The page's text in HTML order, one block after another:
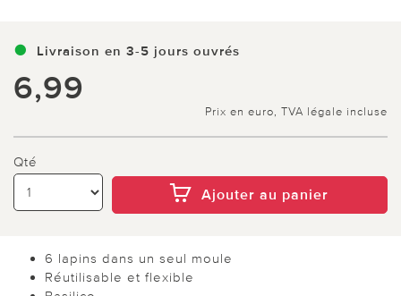
Livraison en 3-5 jours ouvrés
6,99
Prix en euro, TVA légale incluse
Qté
Ajouter au panier
6 lapins dans un seul moule
Réutilisable et flexible